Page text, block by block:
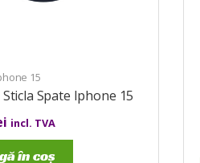
15
Spate Iphone 15
incl. TVA
în coș